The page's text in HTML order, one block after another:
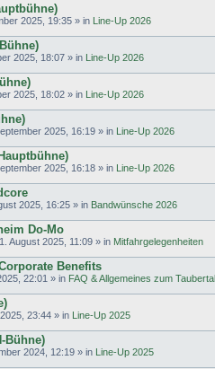
2025, 19:35 » in Line-Up 2026
2025, 18:07 » in Line-Up 2026
2025, 18:02 » in Line-Up 2026
2025, 16:19 » in Line-Up 2026
2025, 16:18 » in Line-Up 2026
2025, 16:25 » in Bandwünsche 2026
Do-Mo
August 2025, 11:09 » in Mitfahrgelegenheiten
Benefits
22:01 » in FAQ & Allgemeines zum Taubertal
23:44 » in Line-Up 2025
Bühne)
2024, 12:19 » in Line-Up 2025